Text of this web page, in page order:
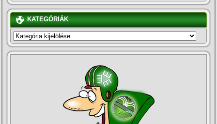
KATEGÓRIÁK
KATEGÓRIÁK